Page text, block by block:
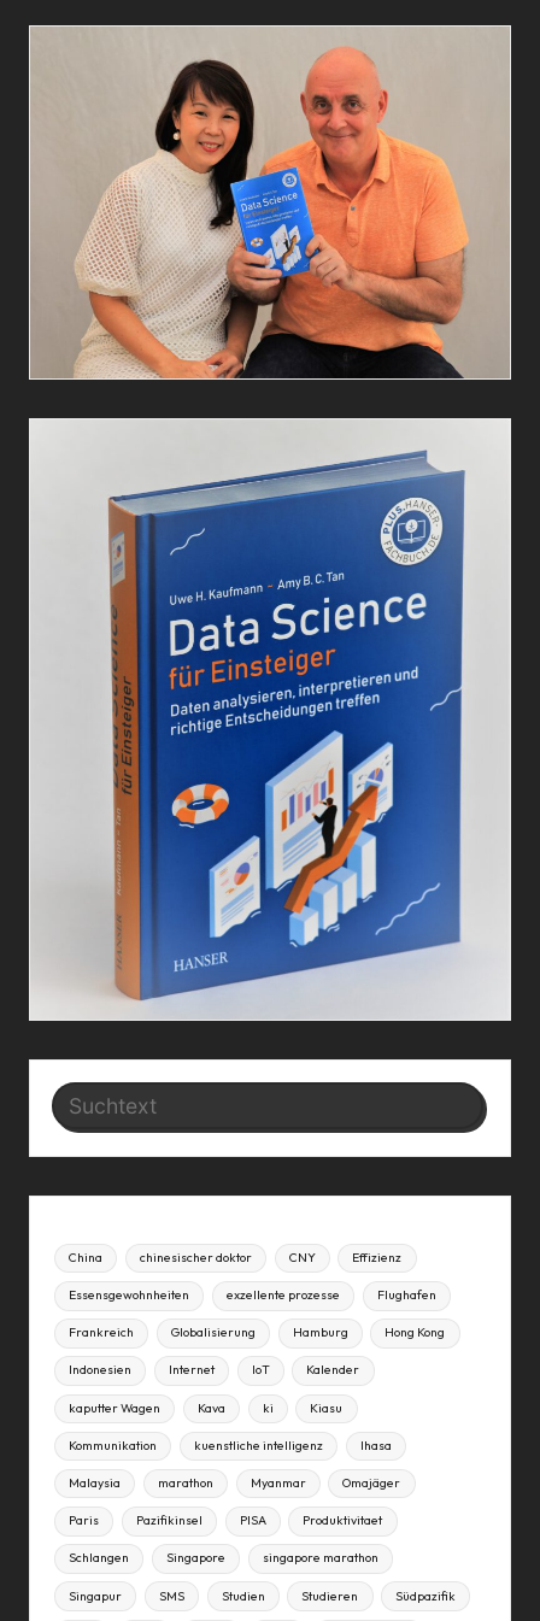
Search
China chinesischer doktor CNY Effizienz
Essensgewohnheiten exzellente prozesse Flughafen
Frankreich Globalisierung Hamburg Hong Kong
Indonesien Internet IoT Kalender
kaputter Wagen Kava ki Kiasu
Kommunikation kuenstliche intelligenz lhasa
Malaysia marathon Myanmar Omajäger
Paris Pazifikinsel PISA Produktivitaet
Schlangen Singapore singapore marathon
Singapur SMS Studien Studieren Südpazifik